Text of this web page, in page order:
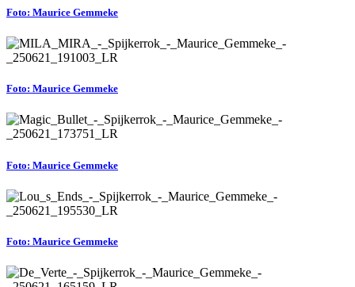
Foto: Maurice Gemmeke
Foto: Maurice Gemmeke
Foto: Maurice Gemmeke
Foto: Maurice Gemmeke